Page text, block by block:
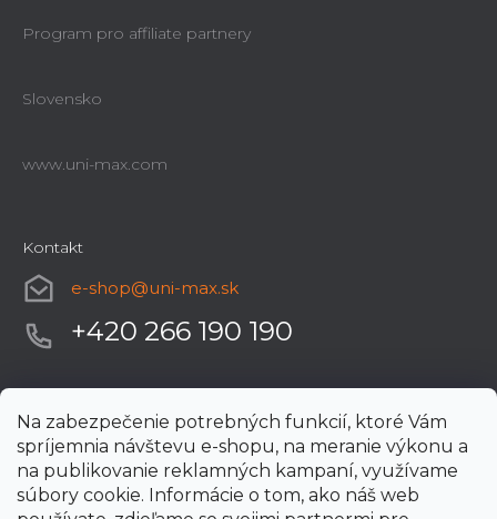
Na zabezpečenie potrebných funkcií, ktoré Vám
spríjemnia návštevu e-shopu, na meranie výkonu a
na publikovanie reklamných kampaní, využívame
súbory cookie. Informácie o tom, ako náš web
Program pro affiliate partnery
Slovensko
www.uni-max.com
Kontakt
e-shop@uni-max.sk
+420 266 190 190